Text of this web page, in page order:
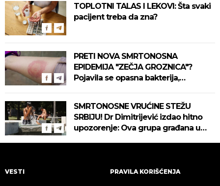
TOPLOTNI TALAS I LEKOVI: Šta svaki
pacijent treba da zna?
PRETI NOVA SMRTONOSNA
EPIDEMIJA "ZEČJA GROZNICA"?
Pojavila se opasna bakterija,
SMRTONOSNE VRUĆINE STEŽU
SRBIJU! Dr Dimitrijević izdao hitno
upozorenje: Ova grupa građana u
VESTI PRAVILA KORIŠĆENJA